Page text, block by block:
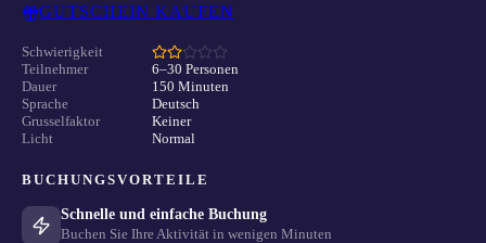
GUTSCHEIN KAUFEN
Schwierigkeit
Teilnehmer
6–30 Personen
Dauer
150 Minuten
Sprache
Deutsch
Grusselfaktor
Keiner
Licht
Normal
BUCHUNGSVORTEILE
Schnelle und einfache Buchung
Buchen Sie Ihre Aktivität in wenigen Minuten